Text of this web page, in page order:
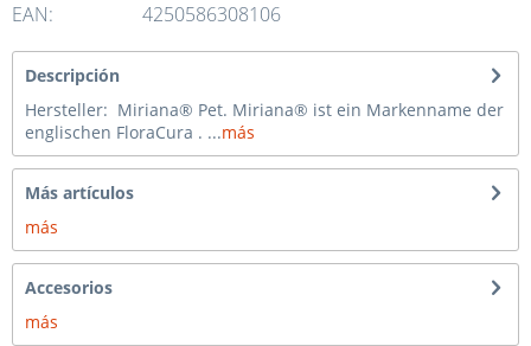
EAN:
4250586308106
Descripción
Hersteller: Miriana® Pet. Miriana® ist ein Markenname der
englischen FloraCura . ...más
Más artículos
más
Accesorios
más